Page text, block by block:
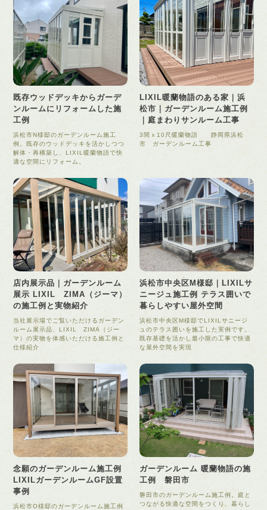
既存ウッドデッキからガーデ
ンルームにリフォームした施
工例
浜松市N様邸のガーデンルーム施工
例。既存のウッドデッキを活かしつつ
解体・再構築し、LIXIL暖蘭物語で快
適な空間にリフォーム。
LIXIL暖蘭物語のある家｜浜
松市｜ガーデンルーム施工例
｜庭まわりサンルーム工事
3間ｘ10尺暖蘭物語 静岡県浜松
市 ガーデンルーム工事
店内展示品｜ガーデンルーム
展示 LIXIL ZIMA（ジーマ）
の施工例と実物紹介
当社展示場でご覧いただけるガーデン
ルーム展示品、LIXIL ZIMA（ジー
マ）の実物を体感いただける施工例と
仕様紹介
浜松市中央区M様邸｜LIXILサ
ニージュ施工例 テラス囲いで
暮らしやすい屋外空間
浜松市中央区M様邸でLIXILサニージ
ュのテラス囲いを施工した実例です。
既存基礎を活かし最小限の工事で快適
な屋外空間を実現
念願のガーデンルーム施工例
LIXILガーデンルームGF設置
事例
浜松市O様邸のガーデンルーム施工例
ガーデンルーム 暖蘭物語の施
工例 磐田市
磐田市のガーデンルーム施工例。庭と
つながる快適な空間をつくり、暮らし